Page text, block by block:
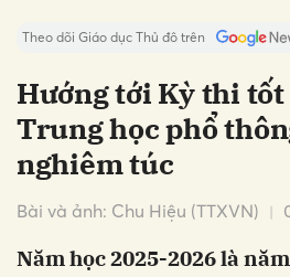
Theo dõi Giáo dục Thủ đô trên
Hướng tới Kỳ thi
Trung học phổ
nghiêm túc
Bài và ảnh: Chu Hiệu (TTXVN)
Năm học 2025-2026 là
Hủy